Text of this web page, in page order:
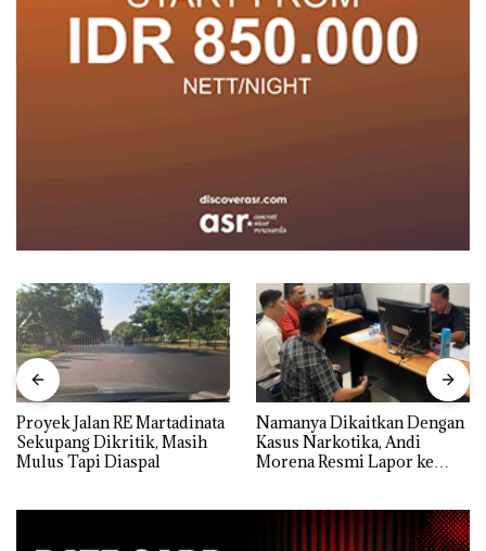
Proyek Jalan RE Martadinata
Sekupang Dikritik, Masih
Mulus Tapi Diaspal
Namanya Dikaitkan Dengan
Kasus Narkotika, Andi
Morena Resmi Lapor ke